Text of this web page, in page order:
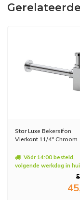
Star Luxe Bekersifon
Vierkant 11/4" Chroom
Vóór 14:00 besteld,
volgende werkdag in